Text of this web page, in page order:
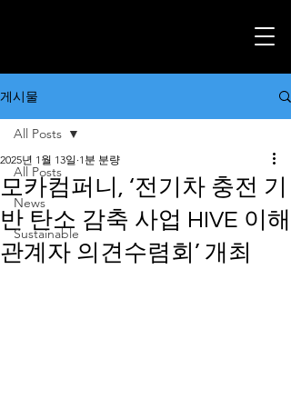
게시물
All Posts
News
Sustainable
All Posts
모카컴퍼니, ‘전기차 충전 기
반 탄소 감축 사업 HIVE 이해
관계자 의견수렴회’ 개최
2025년 1월 13일 1분 분량